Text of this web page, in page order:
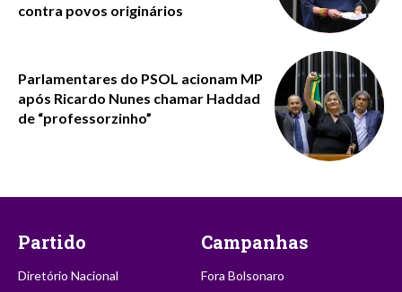
contra povos originários
Parlamentares do PSOL acionam MP
após Ricardo Nunes chamar Haddad
de “professorzinho”
Partido
Diretório Nacional
Campanhas
Fora Bolsonaro